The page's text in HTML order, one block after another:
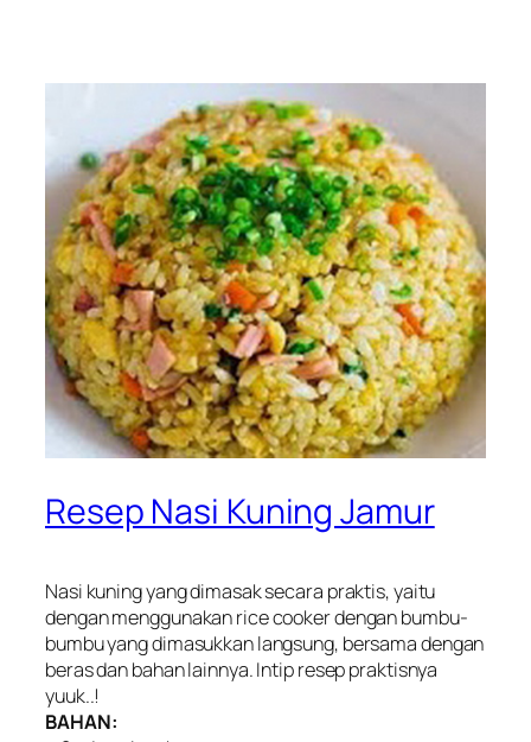
Resep Nasi Kuning Jamur
Nasi kuning yang dimasak secara praktis, yaitu
dengan menggunakan rice cooker dengan bumbu-
bumbu yang dimasukkan langsung, bersama dengan
beras dan bahan lainnya. Intip resep praktisnya
yuuk..!
BAHAN: